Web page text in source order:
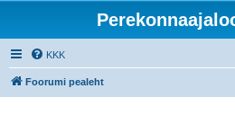
KKK
Foorumi pealeht